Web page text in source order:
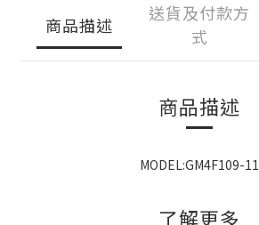
商品描述
送貨及付款方
式
商品描述
MODEL:GM4F109-11
了解更多